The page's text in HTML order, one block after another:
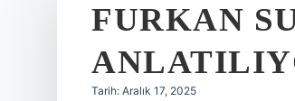
FURKAN
Tarih: Aralık 17, 2025